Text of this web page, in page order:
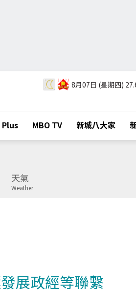
8月07日 (星期四)
MBO TV 新城八大家
天氣
Weather
展政經等聯繫